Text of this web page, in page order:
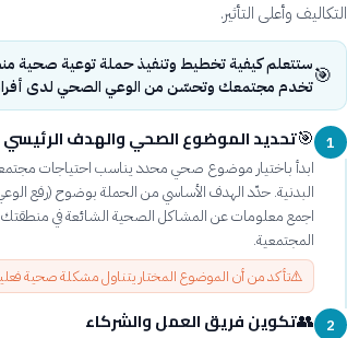
التكاليف وأعلى التأثير.
🎯ستتعلم كيفية تخطيط وتنفيذ حملة توعية صحية
تخدم مجتمعك وتحسّن من الوعي الصحي لدى
1
🎯تحديد الموضوع الصحي والهدف الرئيسي
ابدأ باختيار موضوع صحي محدد يناسب احتياجات
البدنية. حدّد الهدف الأساسي من الحملة بوضوح (رفع
اجمع معلومات عن المشاكل الصحية الشائعة في منطقتك
المجتمعية.
⚠️تأكد من أن الموضوع المختار يتناول مشكلة صحية
2
👥تكوين فريق العمل والشركاء